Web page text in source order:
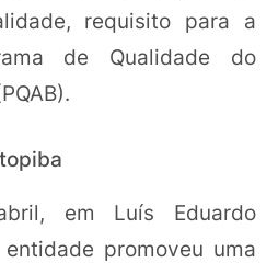
requisito para a
de Qualidade do
em Luís Eduardo
promoveu uma